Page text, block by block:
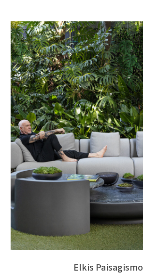
Elkis Paisagismo